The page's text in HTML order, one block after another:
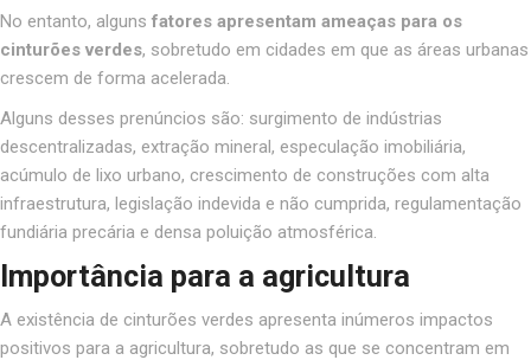
No entanto, alguns fatores apresentam ameaças para os
cinturões verdes, sobretudo em cidades em que as áreas urbanas
crescem de forma acelerada.
Alguns desses prenúncios são: surgimento de indústrias
descentralizadas, extração mineral, especulação imobiliária,
acúmulo de lixo urbano, crescimento de construções com alta
infraestrutura, legislação indevida e não cumprida, regulamentação
fundiária precária e densa poluição atmosférica.
Importância para a agricultura
A existência de cinturões verdes apresenta inúmeros impactos
positivos para a agricultura, sobretudo as que se concentram em